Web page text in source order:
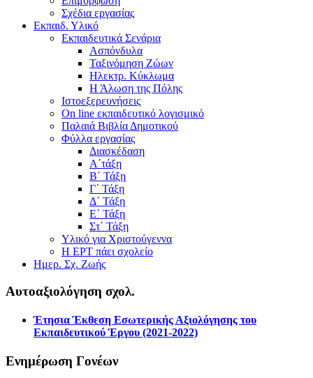
Σχέδια εργασίας
Εκπαιδ. Υλικό
Εκπαιδευτικά Σενάρια
Ασπόνδυλα
Ταξινόμηση Ζώων
Ηλεκτρ. Κύκλωμα
Η Άλωση της Πόλης
Ιστοεξερευνήσεις
On line εκπαιδευτικό λογισμικό
Παλαιά Βιβλία Δημοτικού
Φύλλα εργασίας
Διασκέδαση
Α΄τάξη
Β΄ Τάξη
Γ΄ Τάξη
Δ΄ Τάξη
Ε΄ Τάξη
Στ΄ Τάξη
Υλικό για Χριστούγεννα
Η ΕΡΤ πάει σχολείο
Ημερ. Σχ. Ζωής
Αυτοαξιολόγηση σχολ.
Έτησια Έκθεση Εσωτερικής Αξιολόγησης του
Εκπαιδευτικού Έργου (2021-2022)
Ενημέρωση Γονέων